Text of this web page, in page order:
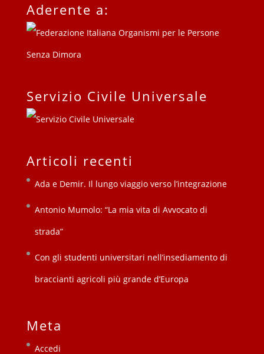
Aderente a:
Servizio Civile Universale
Articoli recenti
Ada e Demir. Il lungo viaggio verso l’integrazione
Antonio Mumolo: “La mia vita di Avvocato di
strada”
Con gli studenti universitari nell’insediamento di
braccianti agricoli più grande d’Europa
Meta
Accedi